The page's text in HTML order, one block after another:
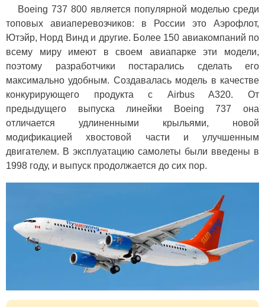
Boeing 737 800 является популярной моделью среди
топовых авиаперевозчиков: в России это Аэрофлот,
Ютэйр, Норд Винд и другие. Более 150 авиакомпаний по
всему миру имеют в своем авиапарке эти модели,
поэтому разработчики постарались сделать его
максимально удобным. Создавалась модель в качестве
конкурирующего продукта с Airbus A320. От
предыдущего выпуска линейки Boeing 737 она
отличается удлиненными крыльями, новой
модификацией хвостовой части и улучшенным
двигателем. В эксплуатацию самолеты были введены в
1998 году, и выпуск продолжается до сих пор.